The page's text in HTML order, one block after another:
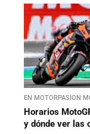
EN MOTORPASION
Horarios
y dónde ver las